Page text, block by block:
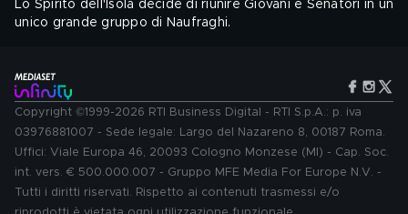
Lo Spirito dell'Isola decide di riunire Giovani e Senatori in un
unico grande gruppo di Naufraghi.
Copyright ©1999-2026 RTI Business Digital - RTI S.p.A.: p. iva
03976881007 - Sede legale: Largo del Nazareno 8, 00187 Roma.
Uffici: Viale Europa 46, 20093 Cologno Monzese (MI) - Cap. Soc.
int. vers. € 500.000.007 - Gruppo MFE Media For Europe N.V. -
Tutti i diritti riservati. Rispetto ai contenuti trasmessi e/o